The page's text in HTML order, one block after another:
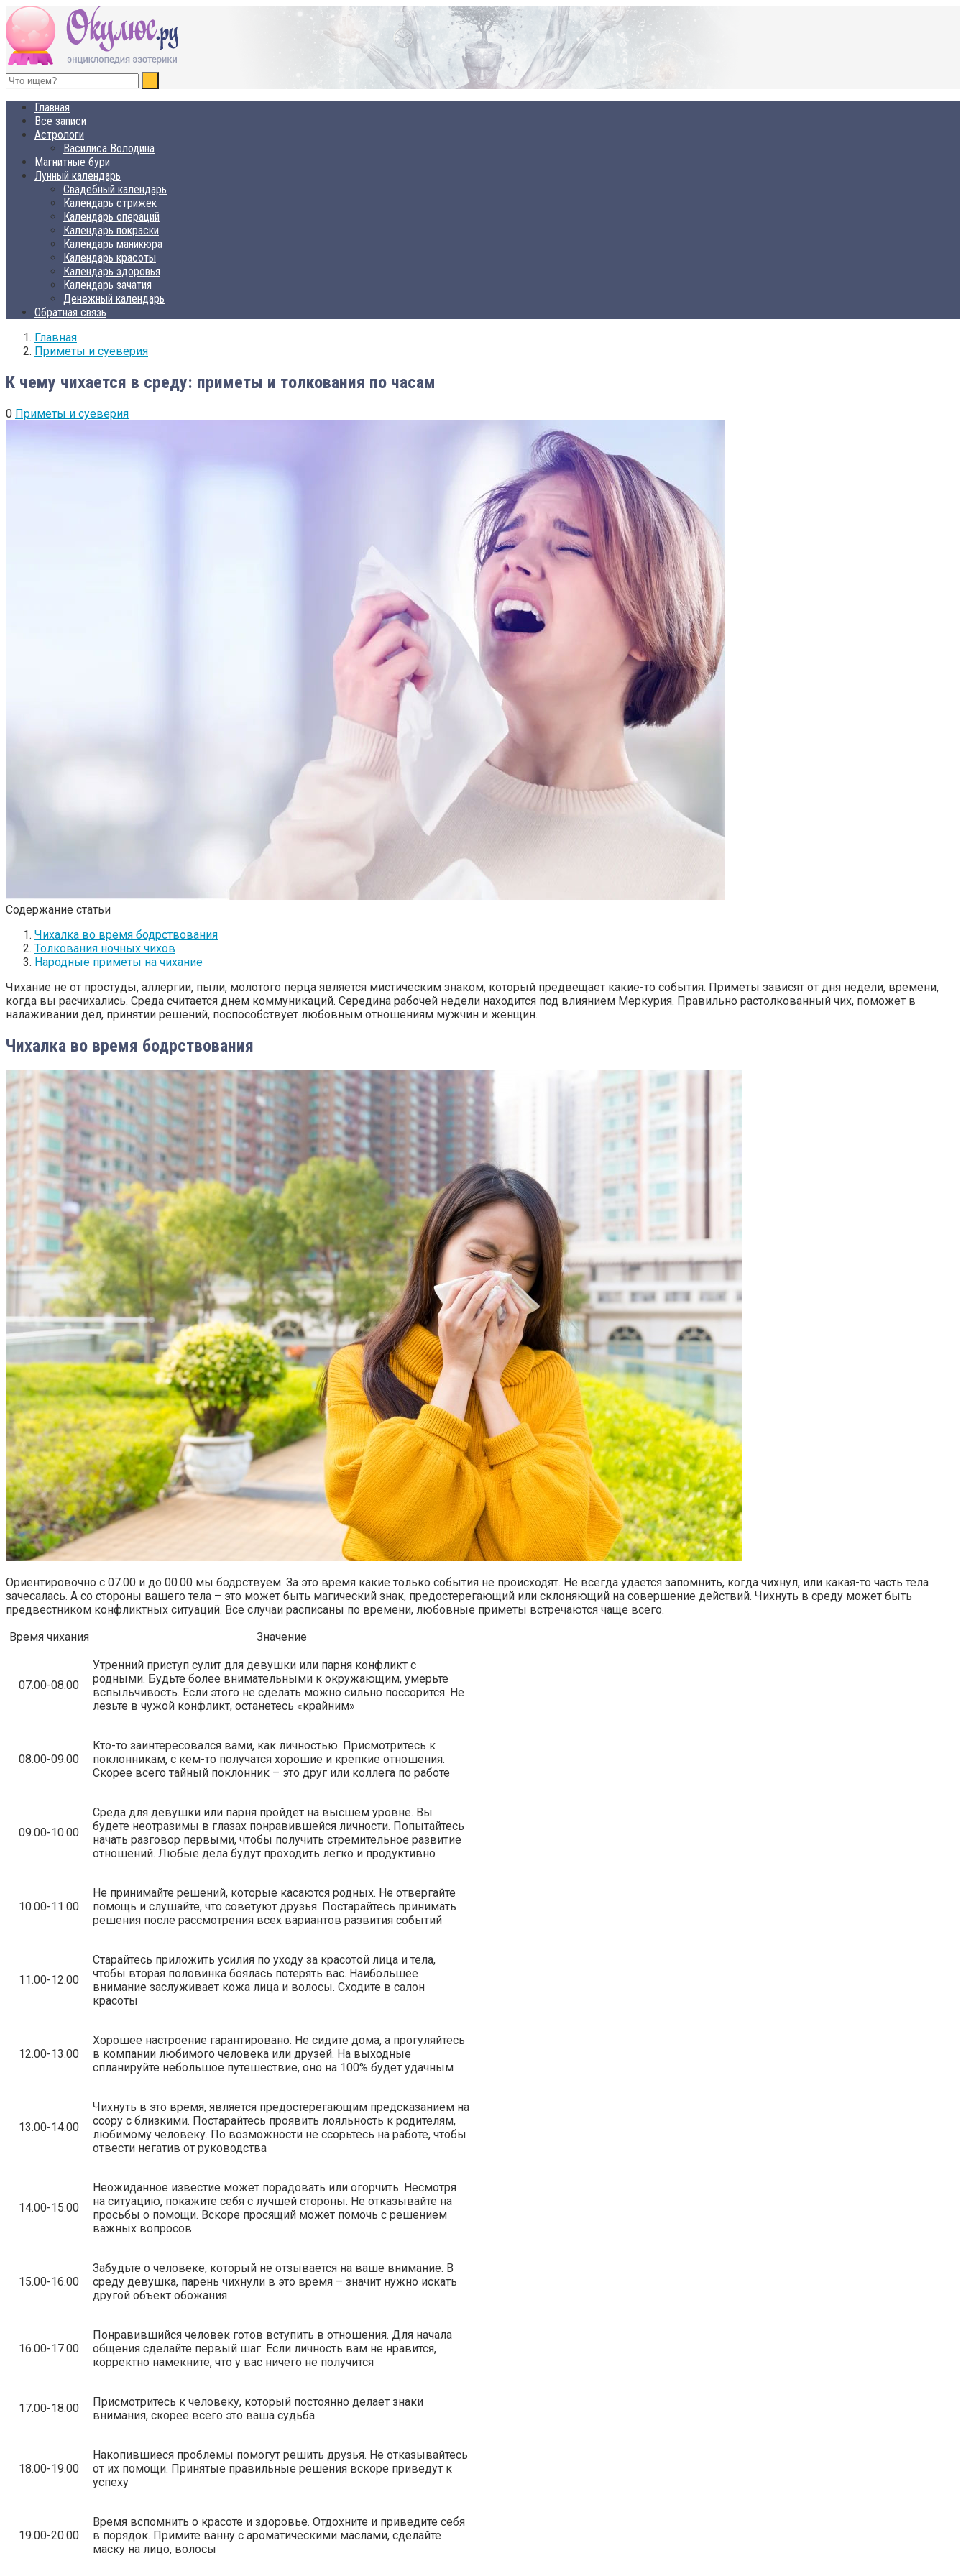
ОКУЛЮС.РУ
Нет счастья, равного спокойствию
Главная
Все записи
Астрологи
Василиса Володина
Магнитные бури
Лунный календарь
Свадебный календарь
Календарь стрижек
Календарь операций
Календарь покраски
Календарь маникюра
Календарь красоты
Календарь здоровья
Календарь зачатия
Денежный календарь
Обратная связь
Главная
Приметы и суеверия
К чему чихается в среду: приметы и толкования по часам
0 Приметы и суеверия
Содержание статьи
Чихалка во время бодрствования
Толкования ночных чихов
Народные приметы на чихание
Чихание не от простуды, аллергии, пыли, молотого перца является мистическим знаком, который предвещает какие-то события. Приметы зависят от дня недели, времени,
когда вы расчихались. Среда считается днем коммуникаций. Середина рабочей недели находится под влиянием Меркурия. Правильно растолкованный чих, поможет в
налаживании дел, принятии решений, поспособствует любовным отношениям мужчин и женщин.
Чихалка во время бодрствования
Ориентировочно с 07.00 и до 00.00 мы бодрствуем. За это время какие только события не происходят. Не всегда удается запомнить, когда чихнул, или какая-то часть тела
зачесалась. А со стороны вашего тела – это может быть магический знак, предостерегающий или склоняющий на совершение действий. Чихнуть в среду может быть
предвестником конфликтных ситуаций. Все случаи расписаны по времени, любовные приметы встречаются чаще всего.
Время чихания
Значение
07.00-08.00
Утренний приступ сулит для девушки или парня конфликт с
родными. Будьте более внимательными к окружающим, умерьте
вспыльчивость. Если этого не сделать можно сильно поссорится. Не
лезьте в чужой конфликт, останетесь «крайним»
08.00-09.00
Кто-то заинтересовался вами, как личностью. Присмотритесь к
поклонникам, с кем-то получатся хорошие и крепкие отношения.
Скорее всего тайный поклонник – это друг или коллега по работе
09.00-10.00
Среда для девушки или парня пройдет на высшем уровне. Вы
будете неотразимы в глазах понравившейся личности. Попытайтесь
начать разговор первыми, чтобы получить стремительное развитие
отношений. Любые дела будут проходить легко и продуктивно
10.00-11.00
Не принимайте решений, которые касаются родных. Не отвергайте
помощь и слушайте, что советуют друзья. Постарайтесь принимать
решения после рассмотрения всех вариантов развития событий
11.00-12.00
Старайтесь приложить усилия по уходу за красотой лица и тела,
чтобы вторая половинка боялась потерять вас. Наибольшее
внимание заслуживает кожа лица и волосы. Сходите в салон
красоты
12.00-13.00
Хорошее настроение гарантировано. Не сидите дома, а прогуляйтесь
в компании любимого человека или друзей. На выходные
спланируйте небольшое путешествие, оно на 100% будет удачным
13.00-14.00
Чихнуть в это время, является предостерегающим предсказанием на
ссору с близкими. Постарайтесь проявить лояльность к родителям,
любимому человеку. По возможности не ссорьтесь на работе, чтобы
отвести негатив от руководства
14.00-15.00
Неожиданное известие может порадовать или огорчить. Несмотря
на ситуацию, покажите себя с лучшей стороны. Не отказывайте на
просьбы о помощи. Вскоре просящий может помочь с решением
важных вопросов
15.00-16.00
Забудьте о человеке, который не отзывается на ваше внимание. В
среду девушка, парень чихнули в это время – значит нужно искать
другой объект обожания
16.00-17.00
Понравившийся человек готов вступить в отношения. Для начала
общения сделайте первый шаг. Если личность вам не нравится,
корректно намекните, что у вас ничего не получится
17.00-18.00
Присмотритесь к человеку, который постоянно делает знаки
внимания, скорее всего это ваша судьба
18.00-19.00
Накопившиеся проблемы помогут решить друзья. Не отказывайтесь
от их помощи. Принятые правильные решения вскоре приведут к
успеху
19.00-20.00
Время вспомнить о красоте и здоровье. Отдохните и приведите себя
в порядок. Примите ванну с ароматическими маслами, сделайте
маску на лицо, волосы